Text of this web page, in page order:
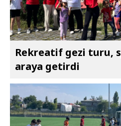
Rekreatif gezi turu,
araya getirdi